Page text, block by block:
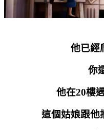
他已經
你
他在20樓
這個姑娘跟他